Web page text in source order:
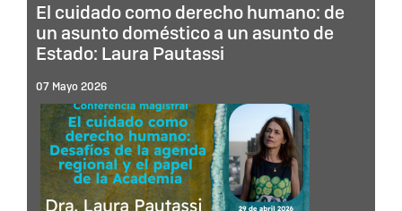
El cuidado como derecho humano: de
un asunto doméstico a un asunto de
Estado: Laura Pautassi
07 Mayo 2026